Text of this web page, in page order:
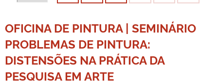
OFICINA DE PINTURA | SEMINÁRIO
PROBLEMAS DE PINTURA:
DISTENSÕES NA PRÁTICA DA
PESQUISA EM ARTE